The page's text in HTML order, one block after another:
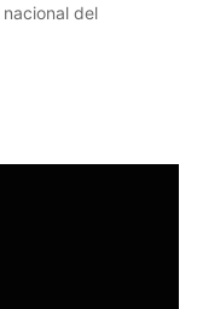
del